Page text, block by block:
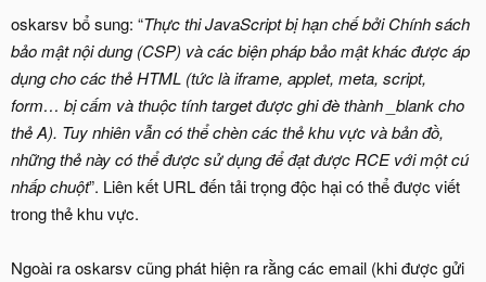
oskarsv bổ sung: “Thực thi JavaScript bị hạn chế bởi Chính sách
bảo mật nội dung (CSP) và các biện pháp bảo mật khác được áp
dụng cho các thẻ HTML (tức là iframe, applet, meta, script,
form… bị cấm và thuộc tính target được ghi đè thành _blank cho
thẻ A). Tuy nhiên vẫn có thể chèn các thẻ khu vực và bản đồ,
những thẻ này có thể được sử dụng để đạt được RCE với một cú
nhấp chuột”. Liên kết URL đến tải trọng độc hại có thể được viết
trong thẻ khu vực.
Ngoài ra oskarsv cũng phát hiện ra rằng các email (khi được gửi